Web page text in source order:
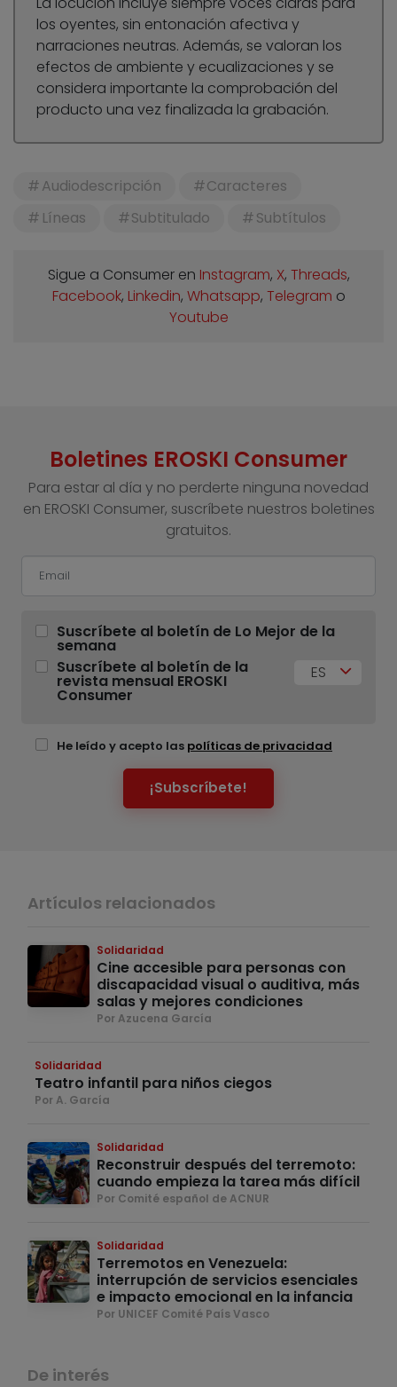
los oyentes, sin entonación afectiva y
narraciones neutras. Además, se valoran los
efectos de ambiente y ecualizaciones y se
considera importante la comprobación del
producto una vez finalizada la grabación.
Audiodescripción
Caracteres
Líneas
Subtitulado Subtítulos
Sigue a Consumer en Instagram, X, Threads,
Facebook, Linkedin, Whatsapp, Telegram o
Youtube
Boletines EROSKI Consumer
Para estar al día y no perderte ninguna novedad
en EROSKI Consumer, suscríbete nuestros boletines
gratuitos.
Suscríbete al boletín de Lo Mejor de la
semana
Suscríbete al boletín de la
revista mensual EROSKI
Consumer
ES
He leído y acepto las políticas de privacidad
¡Subscríbete!
Artículos relacionados
Solidaridad
Cine accesible para personas con
discapacidad visual o auditiva, más
salas y mejores condiciones
Por Azucena García
Solidaridad
Teatro infantil para niños ciegos
Por A. García
Solidaridad
Reconstruir después del terremoto:
cuando empieza la tarea más difícil
Por Comité español de ACNUR
Solidaridad
Terremotos en Venezuela:
interrupción de servicios esenciales
e impacto emocional en la infancia
Por UNICEF Comité País Vasco
De interés